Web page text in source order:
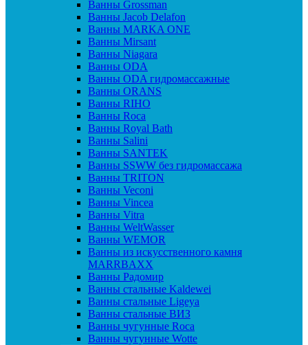
Ванны Grossman
Ванны Jacob Delafon
Ванны MARKA ONE
Ванны Mirsant
Ванны Niagara
Ванны ODA
Ванны ODA гидромассажные
Ванны ORANS
Ванны RIHO
Ванны Roca
Ванны Royal Bath
Ванны Salini
Ванны SANTEK
Ванны SSWW без гидромассажа
Ванны TRITON
Ванны Veconi
Ванны Vincea
Ванны Vitra
Ванны WeltWasser
Ванны WEMOR
Ванны из искусственного камня
MARRBAXX
Ванны Радомир
Ванны стальные Kaldewei
Ванны стальные Ligeya
Ванны стальные ВИЗ
Ванны чугунные Roca
Ванны чугунные Wotte